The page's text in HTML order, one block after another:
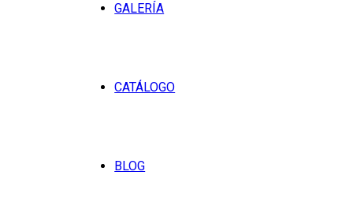
GALERÍA
CATÁLOGO
BLOG